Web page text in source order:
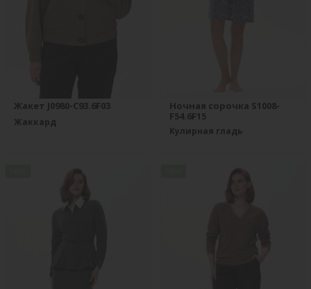
Жакет J0980-C93.6F03
Жаккард
Ночная сорочка S1008-
F54.6F15
Кулирная гладь